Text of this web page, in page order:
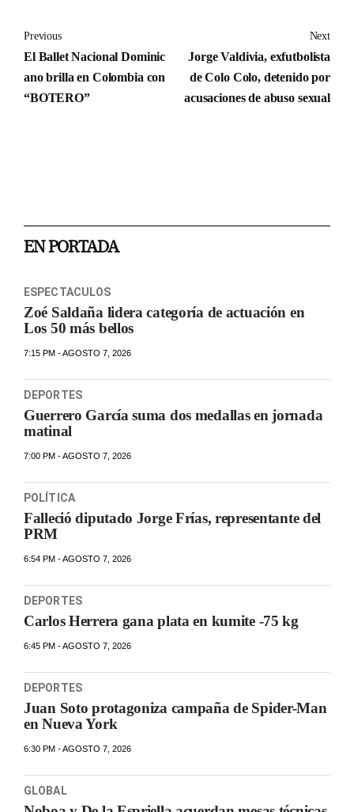
Previous
El Ballet Nacional Dominic
ano brilla en Colombia con
“BOTERO”
Next
Jorge Valdivia, exfutbolista
de Colo Colo, detenido por
acusaciones de abuso sexual
EN PORTADA
ESPECTACULOS
Zoé Saldaña lidera categoría de actuación en
Los 50 más bellos
7:15 PM - AGOSTO 7, 2026
DEPORTES
Guerrero García suma dos medallas en jornada
matinal
7:00 PM - AGOSTO 7, 2026
POLÍTICA
Falleció diputado Jorge Frías, representante del
PRM
6:54 PM - AGOSTO 7, 2026
DEPORTES
Carlos Herrera gana plata en kumite -75 kg
6:45 PM - AGOSTO 7, 2026
DEPORTES
Juan Soto protagoniza campaña de Spider-Man
en Nueva York
6:30 PM - AGOSTO 7, 2026
GLOBAL